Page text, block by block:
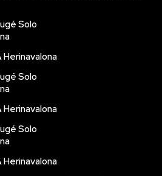
Solo
Herinavalona
Solo
Herinavalona
Solo
Herinavalona